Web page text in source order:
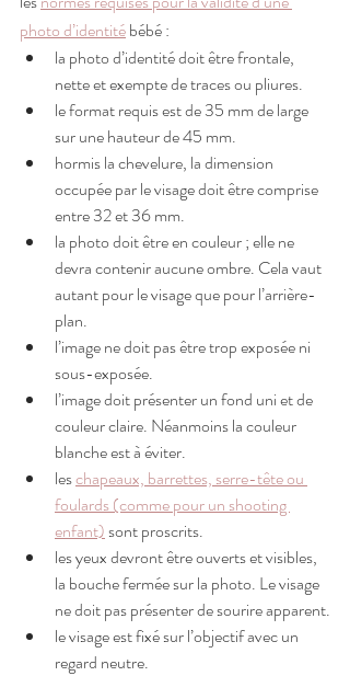
photo d’identité bébé :
la photo d’identité doit être frontale,
nette et exempte de traces ou pliures.
le format requis est de 35 mm de large
sur une hauteur de 45 mm.
hormis la chevelure, la dimension
occupée par le visage doit être comprise
entre 32 et 36 mm.
la photo doit être en couleur ; elle ne
devra contenir aucune ombre. Cela vaut
autant pour le visage que pour l’arrière-
plan.
l’image ne doit pas être trop exposée ni
sous-exposée.
l’image doit présenter un fond uni et de
couleur claire. Néanmoins la couleur
blanche est à éviter.
les chapeaux, barrettes, serre-tête ou
foulards (comme pour un shooting
enfant) sont proscrits.
les yeux devront être ouverts et visibles,
la bouche fermée sur la photo. Le visage
ne doit pas présenter de sourire apparent.
le visage est fixé sur l’objectif avec un
regard neutre.